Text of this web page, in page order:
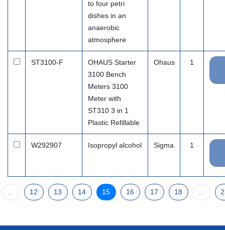
to four petri
dishes in an
anaerobic
atmosphere
ST3100-F
OHAUS Starter
3100 Bench
Meters 3100
Meter with
ST310 3 in 1
Plastic Refillable
Ohaus 1
W292907 Isopropyl alcohol Sigma 1
... 12 13 14 15 16 17 18 ...